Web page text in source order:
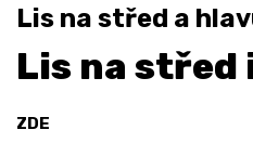
Lis na střed a
Lis na střed
ZDE